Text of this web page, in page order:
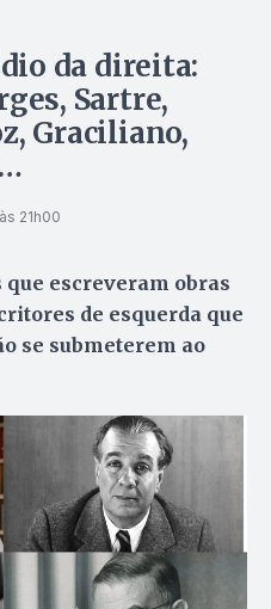
da direita:
Sartre,
Graciliano,
21h00
escreveram obras
de esquerda que
se submeterem ao